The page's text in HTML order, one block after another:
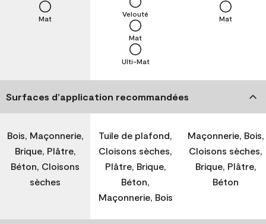
Mat
Ulti-Mat
Mat
Velouté
Mat
Surfaces d’application recommandées
Bois, Maçonnerie,
Brique, Plâtre,
Béton, Cloisons
sèches
Tuile de plafond,
Cloisons sèches,
Plâtre, Brique,
Béton,
Maçonnerie, Bois
Maçonnerie, Bois,
Cloisons sèches,
Brique, Plâtre,
Béton